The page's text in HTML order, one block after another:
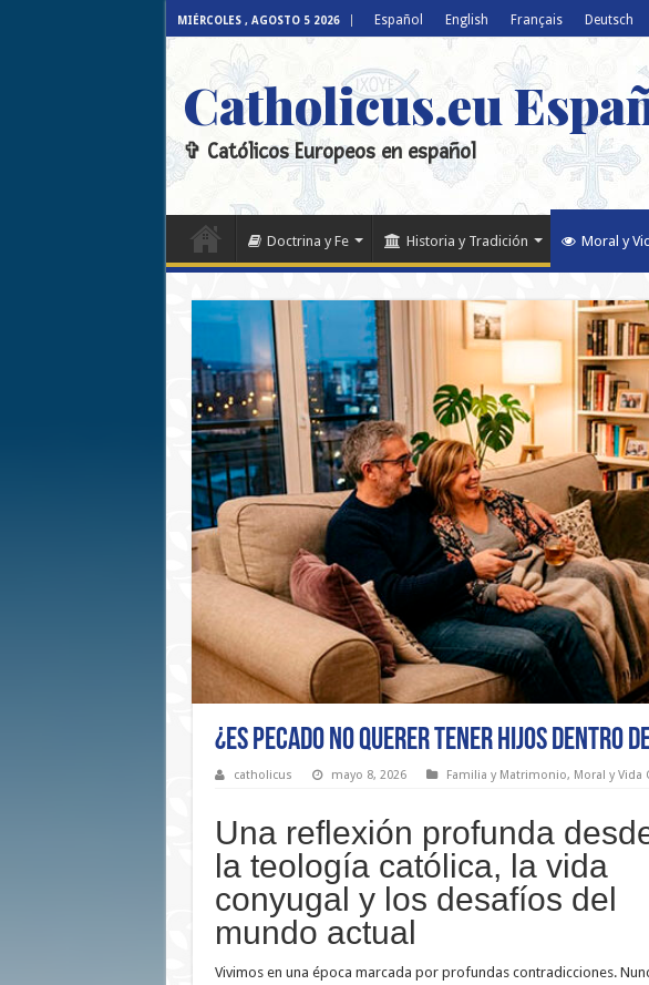
MIÉRCOLES , AGOSTO 5 2026 Español English Français Deutsch
Catholicus.eu
✞ Católicos Europeos en español
Doctrina y Fe Historia y Tradición Moral y
¿Es pecado no querer tener hijos dentro
catholicus mayo 8, 2026 Familia y Matrimonio, Moral y Vida
Una reflexión profunda
la teología católica, la vida
conyugal y los desafíos del
mundo actual
Vivimos en una época marcada por profundas contradicciones.